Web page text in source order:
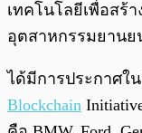
เทคโนโลยีเพื่อสร้า
อุตสาหกรรมยาน
ได้มีการประกาศใ
Blockchain